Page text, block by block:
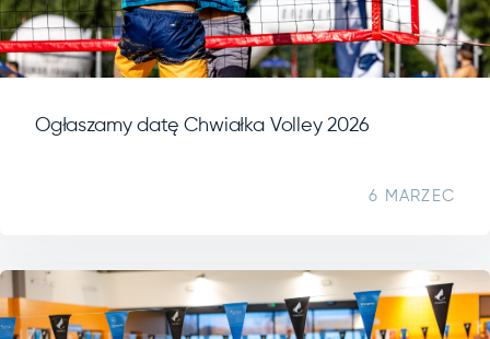
Ogłaszamy datę Chwiałka Volley 2026
6 MARZEC